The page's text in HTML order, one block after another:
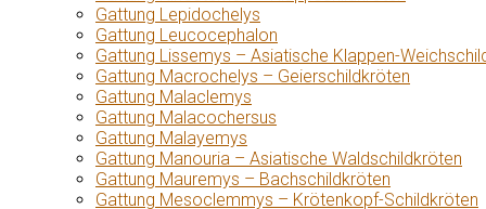
Gattung Lepidochelys
Gattung Leucocephalon
Gattung Lissemys – Asiatische Klappen-
Gattung Macrochelys – Geierschildkröten
Gattung Malaclemys
Gattung Malacochersus
Gattung Malayemys
Gattung Manouria – Asiatische Waldschildkröten
Gattung Mauremys – Bachschildkröten
Gattung Mesoclemmys – Krötenkopf-Schildkröten